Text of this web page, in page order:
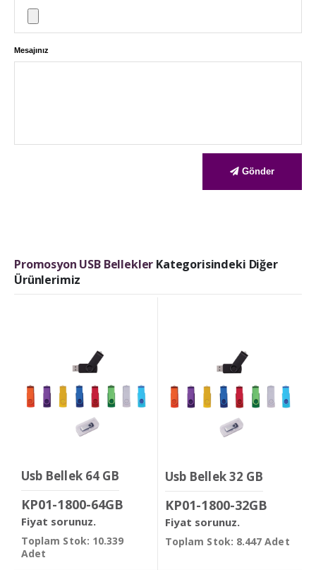
Mesajınız
Gönder
Promosyon USB Bellekler Kategorisindeki Diğer
Ürünlerimiz
Usb Bellek 64 GB
KP01-1800-64GB
Fiyat sorunuz.
Toplam Stok: 10.339
Adet
Usb Bellek 32 GB
KP01-1800-32GB
Fiyat sorunuz.
Toplam Stok: 8.447 Adet